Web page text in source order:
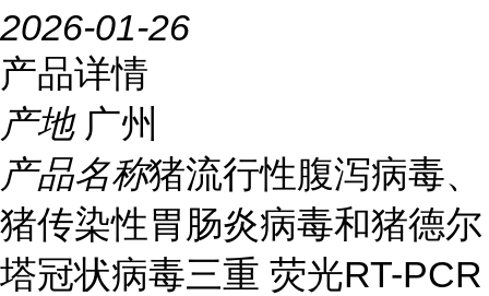
2026-01-26
产品详情
产地 广州
产品名称猪流行性腹泻病毒、
猪传染性胃肠炎病毒和猪德尔
塔冠状病毒三重 荧光RT-PCR